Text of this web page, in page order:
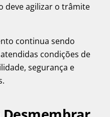
deve agilizar o trâmite
continua sendo
condições de
segurança e